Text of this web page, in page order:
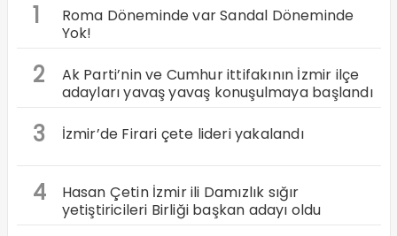
1
Roma Döneminde var Sandal Döneminde
Yok!
2
Ak Parti’nin ve Cumhur ittifakının İzmir ilçe
adayları yavaş yavaş konuşulmaya başlandı
3 İzmir’de Firari çete lideri yakalandı
4
Hasan Çetin İzmir ili Damızlık sığır
yetiştiricileri Birliği başkan adayı oldu